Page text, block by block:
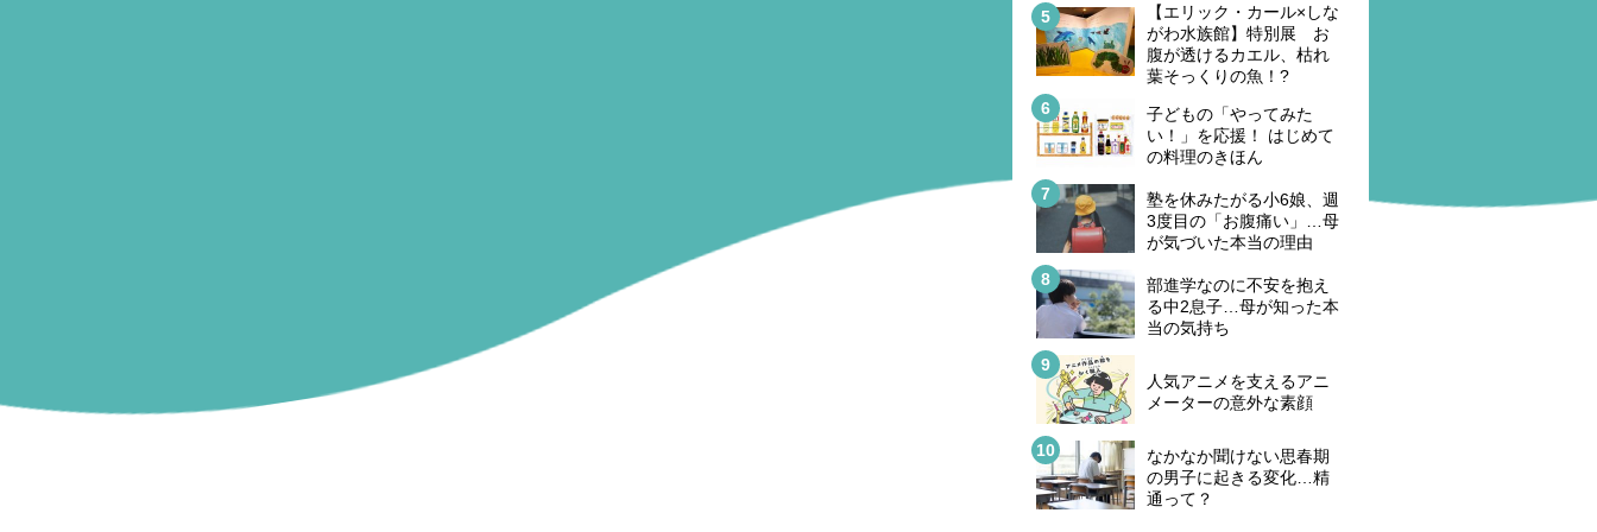
【エリック・カール×しな
がわ水族館】特別展 お
腹が透けるカエル、枯れ
葉そっくりの魚！?
子どもの「やってみた
い！」を応援！ はじめて
の料理のきほん
塾を休みたがる小6娘、週
3度目の「お腹痛い」…母
が気づいた本当の理由
部進学なのに不安を抱え
る中2息子…母が知った本
当の気持ち
人気アニメを支えるアニ
メーターの意外な素顔
なかなか聞けない思春期
の男子に起きる変化…精
通って？